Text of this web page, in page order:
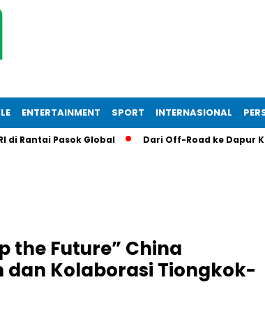
ENTERTAINMENT SPORT INTERNASIONAL
di Rantai Pasok Global Dari Off-Road ke Dapur
the Future” China
dan Kolaborasi Tiongkok-